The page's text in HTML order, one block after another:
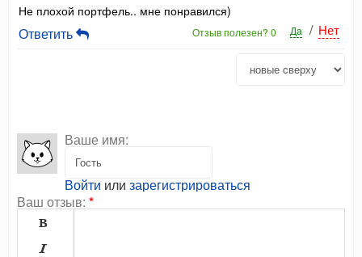
Не плохой портфель.. мне понравился)
Да / Нет
Отзыв полезен?0
Ответить
Ваше имя:
Войти или зарегистрироваться
Ваш отзыв: *

